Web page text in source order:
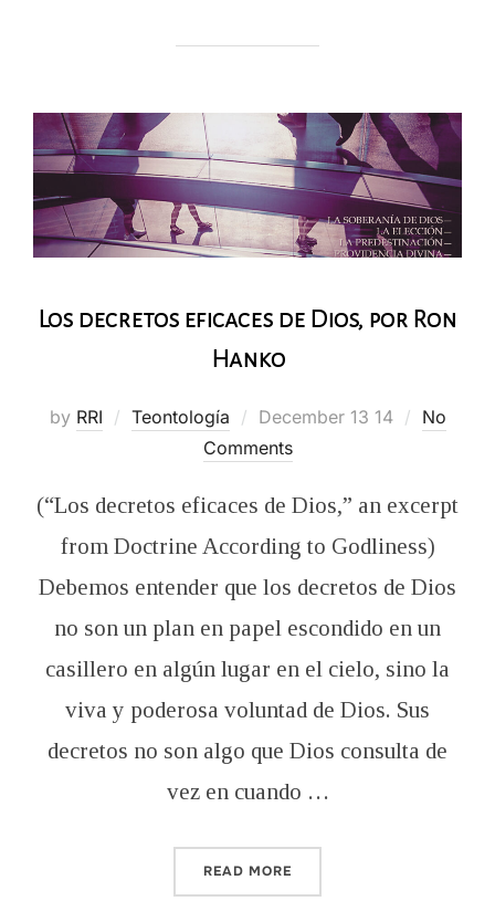
Los decretos eficaces de Dios, por Ron
Hanko
by RRI Teontología
Posted
on
December 13 14
No
Comments
(“Los decretos eficaces de Dios,” an excerpt
from Doctrine According to Godliness)
Debemos entender que los decretos de Dios
no son un plan en papel escondido en un
casillero en algún lugar en el cielo, sino la
viva y poderosa voluntad de Dios. Sus
decretos no son algo que Dios consulta de
vez en cuando …
READ MORE